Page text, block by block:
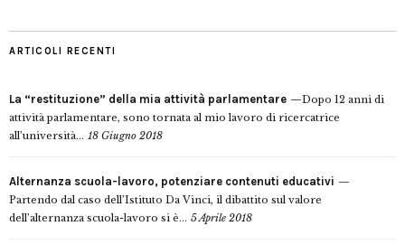
ARTICOLI RECENTI
La “restituzione” della mia attività parlamentare
Dopo 12 anni di
attività parlamentare, sono tornata al mio lavoro di ricercatrice
all’università... 18 Giugno 2018
Alternanza scuola-lavoro, potenziare contenuti educativi
Partendo dal caso dell’Istituto Da Vinci, il dibattito sul valore
dell’alternanza scuola-lavoro si è... 5 Aprile 2018